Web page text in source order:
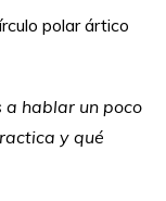
polar ártico
hablar un poco
y qué